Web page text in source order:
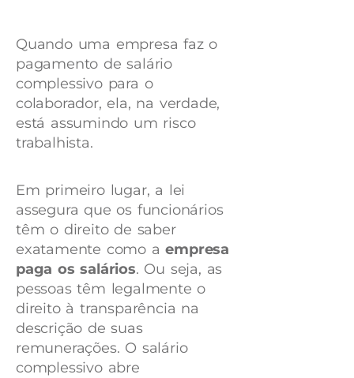
Quando uma empresa faz o
pagamento de salário
complessivo para o
colaborador, ela, na verdade,
está assumindo um risco
trabalhista.
Em primeiro lugar, a lei
assegura que os funcionários
têm o direito de saber
exatamente como aempresa
paga os salários. Ou seja, as
pessoas têm legalmente o
direito à transparência na
descrição de suas
remunerações. O salário
complessivo abre